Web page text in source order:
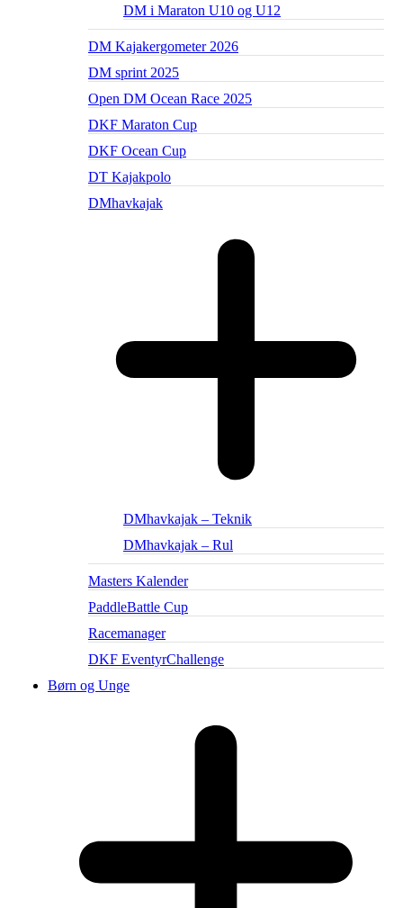
DM i Maraton U10 og U12
DM Kajakergometer 2026
DM sprint 2025
Open DM Ocean Race 2025
DKF Maraton Cup
DKF Ocean Cup
DT Kajakpolo
DMhavkajak
DMhavkajak – Teknik
DMhavkajak – Rul
Masters Kalender
PaddleBattle Cup
Racemanager
DKF EventyrChallenge
Børn og Unge